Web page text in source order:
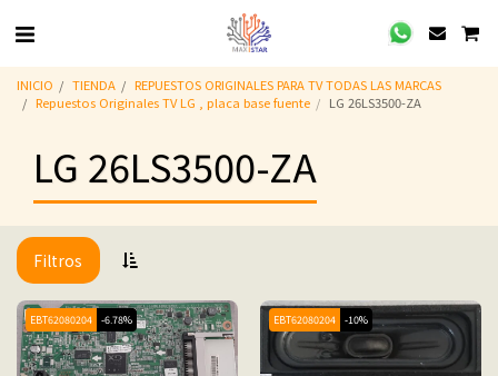
INICIO TIENDA
REPUESTOS ORIGINALES PARA TV TODAS LAS MARCAS
Repuestos Originales TV LG , placa base fuente
LG 26LS3500-ZA
LG 26LS3500-ZA
Filtros
EBT62080204 -6.78% EBT62080204 -10%